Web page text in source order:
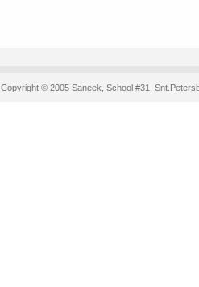
Copyright © 2005 Saneek, School #31,